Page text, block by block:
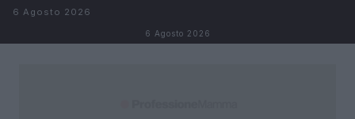
Salta al contenuto
6 Agosto 2026
6 Agosto 2026